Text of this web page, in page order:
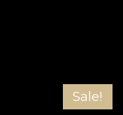
Sale!